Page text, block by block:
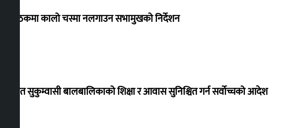
संसद् बैठकमा कालो चस्मा नलगाउन सभामुखको निर्देशन
विस्थापित सुकुम्वासी बालबालिकाको शिक्षा र आवास सुनिश्चित गर्न सर्वोच्चको आदेश